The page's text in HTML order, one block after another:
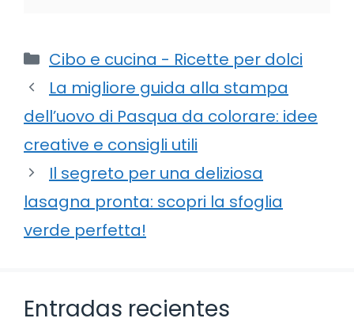
Categorie
Cibo e cucina - Ricette per dolci
La migliore guida alla stampa
dell’uovo di Pasqua da colorare: idee
creative e consigli utili
Il segreto per una deliziosa
lasagna pronta: scopri la sfoglia
verde perfetta!
Entradas recientes